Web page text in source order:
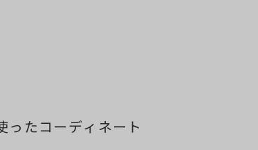
ったコーディネート